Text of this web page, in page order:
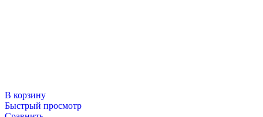
В корзину
Быстрый просмотр